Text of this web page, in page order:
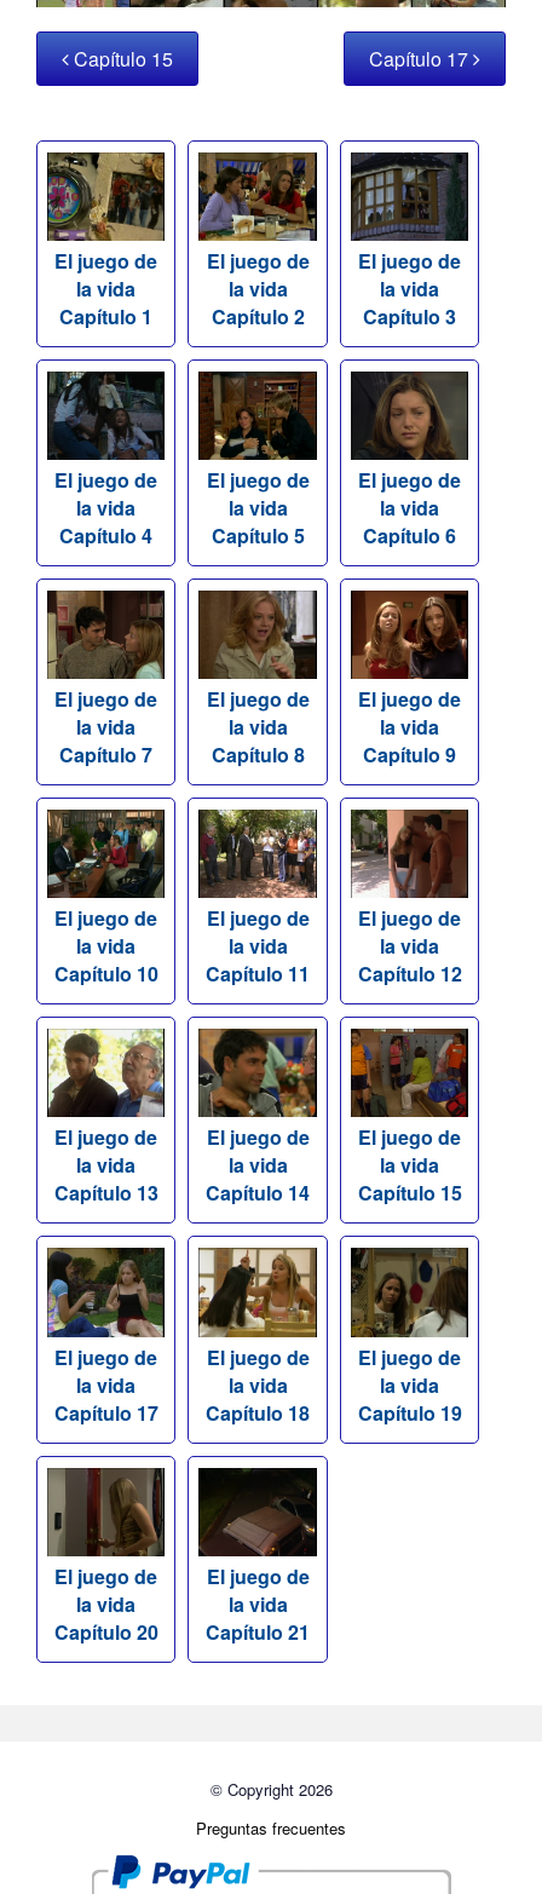
Capítulo 15 Capítulo 17
El juego de
la vida
Capítulo 1
El juego de
la vida
Capítulo 2
El juego de
la vida
Capítulo 3
El juego de
la vida
Capítulo 4
El juego de
la vida
Capítulo 5
El juego de
la vida
Capítulo 6
El juego de
la vida
Capítulo 7
El juego de
la vida
Capítulo 8
El juego de
la vida
Capítulo 9
El juego de
la vida
Capítulo 10
El juego de
la vida
Capítulo 11
El juego de
la vida
Capítulo 12
El juego de
la vida
Capítulo 13
El juego de
la vida
Capítulo 14
El juego de
la vida
Capítulo 15
El juego de
la vida
Capítulo 17
El juego de
la vida
Capítulo 18
El juego de
la vida
Capítulo 19
El juego de
la vida
Capítulo 20
El juego de
la vida
Capítulo 21
© Copyright 2026
Preguntas frecuentes